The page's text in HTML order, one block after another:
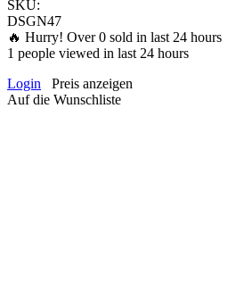
SKU:
DSGN47
🔥 Hurry! Over0 sold in last 24 hours
1 people viewed in last 24 hours
Login
Preis anzeigen
Auf die Wunschliste